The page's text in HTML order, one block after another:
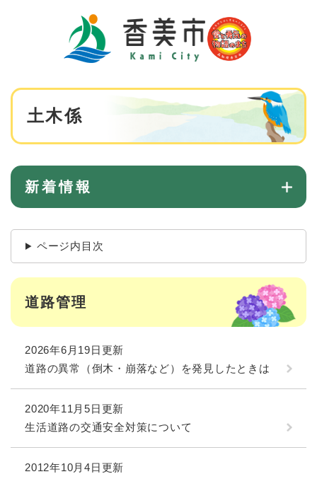
本
土木係
新着情報
ページ内目次
道路管理
2026年6月19日更新
道路の異常（倒木・崩落など）を発見したときは
2020年11月5日更新
生活道路の交通安全対策について
2012年10月4日更新